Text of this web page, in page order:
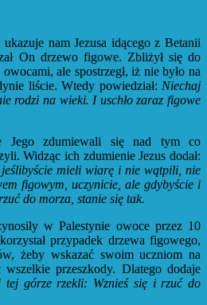
nam Jezusa idącego z Betanii
On drzewo figowe. Zbliżył się do
ale spostrzegł, iż nie było na
liście. Wtedy powiedział: Niechaj
rodzi na wieki. I uschło zaraz figowe
Jego zdumiewali się nad tym co
Widząc ich zdumienie Jezus dodał:
mieli wiarę i nie wątpili, nie
figowym, uczynicie, ale gdybyście i
do morza, stanie się tak.
w Palestynie owoce przez 10
przypadek drzewa figowego,
żeby wskazać swoim uczniom na
przeszkody. Dlatego dodaje
tej górze rzekli: Wznieś się i rzuć do